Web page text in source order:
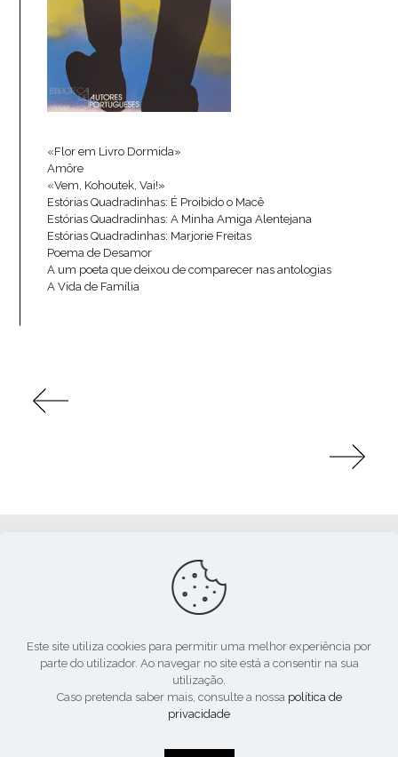
«Flor em Livro Dormida»
Amôre
«Vem, Kohoutek, Vai!»
Estórias Quadradinhas: É Proibido o Macê
Estórias Quadradinhas: A Minha Amiga Alentejana
Estórias Quadradinhas: Marjorie Freitas
Poema de Desamor
A um poeta que deixou de comparecer nas antologias
A Vida de Família
© 2020. Todos os direitos reservados.
Este site utiliza cookies para permitir uma melhor experiência por
parte do utilizador. Ao navegar no site está a consentir na sua
utilização.
Caso pretenda saber mais, consulte a nossa política de
privacidade